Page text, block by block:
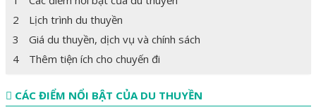
2
Lịch trình du thuyền
3
Giá du thuyền, dịch vụ và chính sách
4
Thêm tiện ích cho chuyến đi
CÁC ĐIỂM NỔI BẬT CỦA DU THUYỀN